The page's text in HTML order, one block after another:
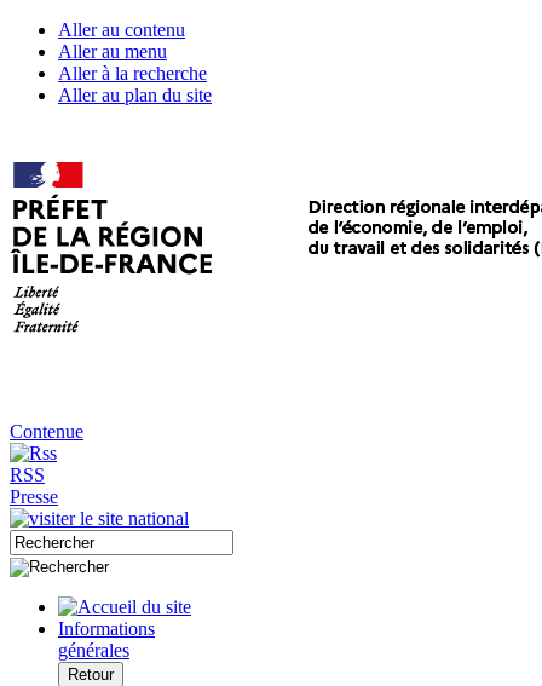
Aller au contenu
Aller au menu
Aller à la recherche
Aller au plan du site
Contenue
RSS
Presse
Informations
générales
Retour